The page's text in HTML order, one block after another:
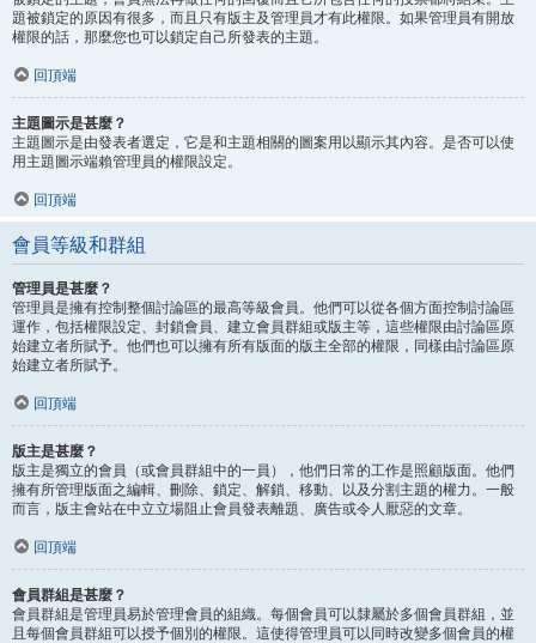
題被鎖定的原因有很多，而且只有版主及管理員才有此權限。如果管理員有開放
權限的話，那麼您也可以鎖定自己所發表的主題。
回頂端
主題圖示是甚麼？
主題圖示是由發表者選定，它是和主題相關的圖案用以顯示其內容。是否可以使
用主題圖示端賴管理員的權限設定。
回頂端
會員等級和群組
管理員是甚麼？
管理員是擁有控制整個討論區的最高等級會員。他們可以從各個方面控制討論區
運作，包括權限設定、封鎖會員、建立會員群組或版主等，這些權限由討論區原
始建立者所賦予。他們也可以擁有所有版面的版主全部的權限，同樣由討論區原
始建立者所賦予。
回頂端
版主是甚麼？
版主是獨立的會員（或會員群組中的一員），他們日常的工作是照顧版面。他們
擁有所管理版面之編輯、刪除、鎖定、解鎖、移動、以及分割主題的權力。一般
而言，版主會站在中立立場阻止會員發表離題、廣告或令人厭惡的文章。
回頂端
會員群組是甚麼？
會員群組是管理員易於管理會員的組織。每個會員可以隸屬於多個會員群組，並
且每個會員群組可以授予個別的權限。這使得管理員可以同時改變多個會員的權